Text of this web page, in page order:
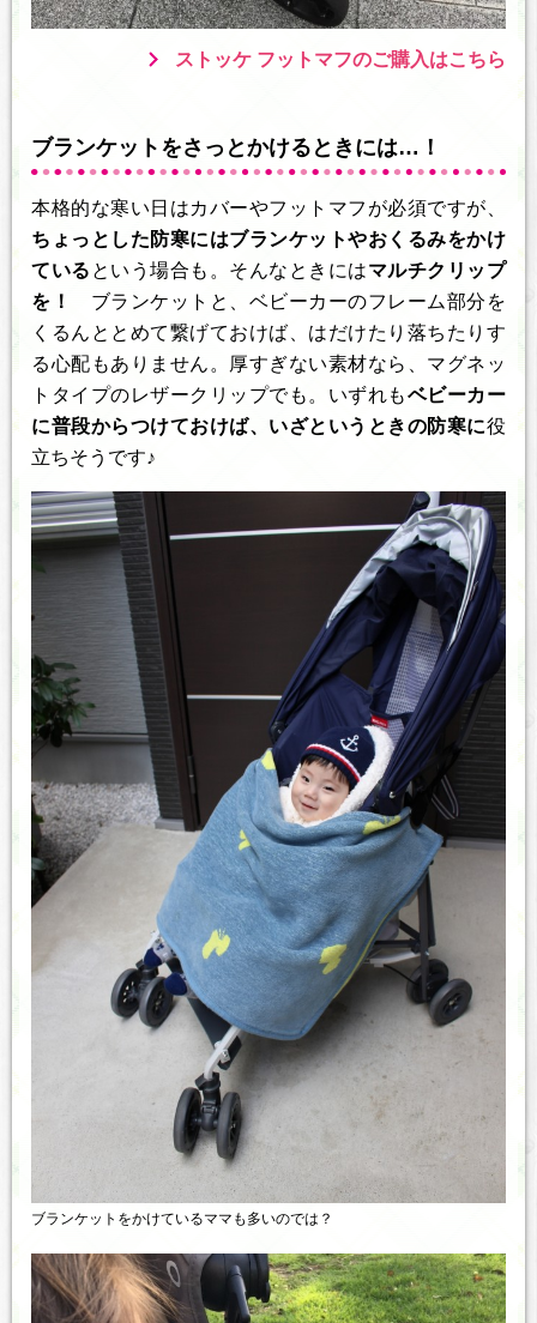
ストッケ フットマフのご購入はこちら
ブランケットをさっとかけるときには…！
本格的な寒い日はカバーやフットマフが必須ですが、
ちょっとした防寒にはブランケットやおくるみをかけ
ている という場合も。そんなときにはマルチクリップ
を！
ブランケットと、ベビーカーのフレーム部分を
くるんととめて繋げておけば、はだけたり落ちたりす
る心配もありません。厚すぎない素材なら、マグネッ
トタイプのレザークリップでも。いずれもベビーカー
に普段からつけておけば、いざというときの防寒に役
立ちそうです♪
ブランケットをかけているママも多いのでは？